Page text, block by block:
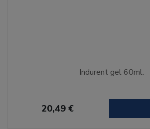
Indurent gel 60ml.
20,49 €